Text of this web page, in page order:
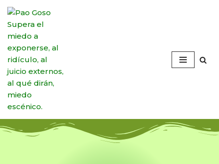
Saltar
al
contenido